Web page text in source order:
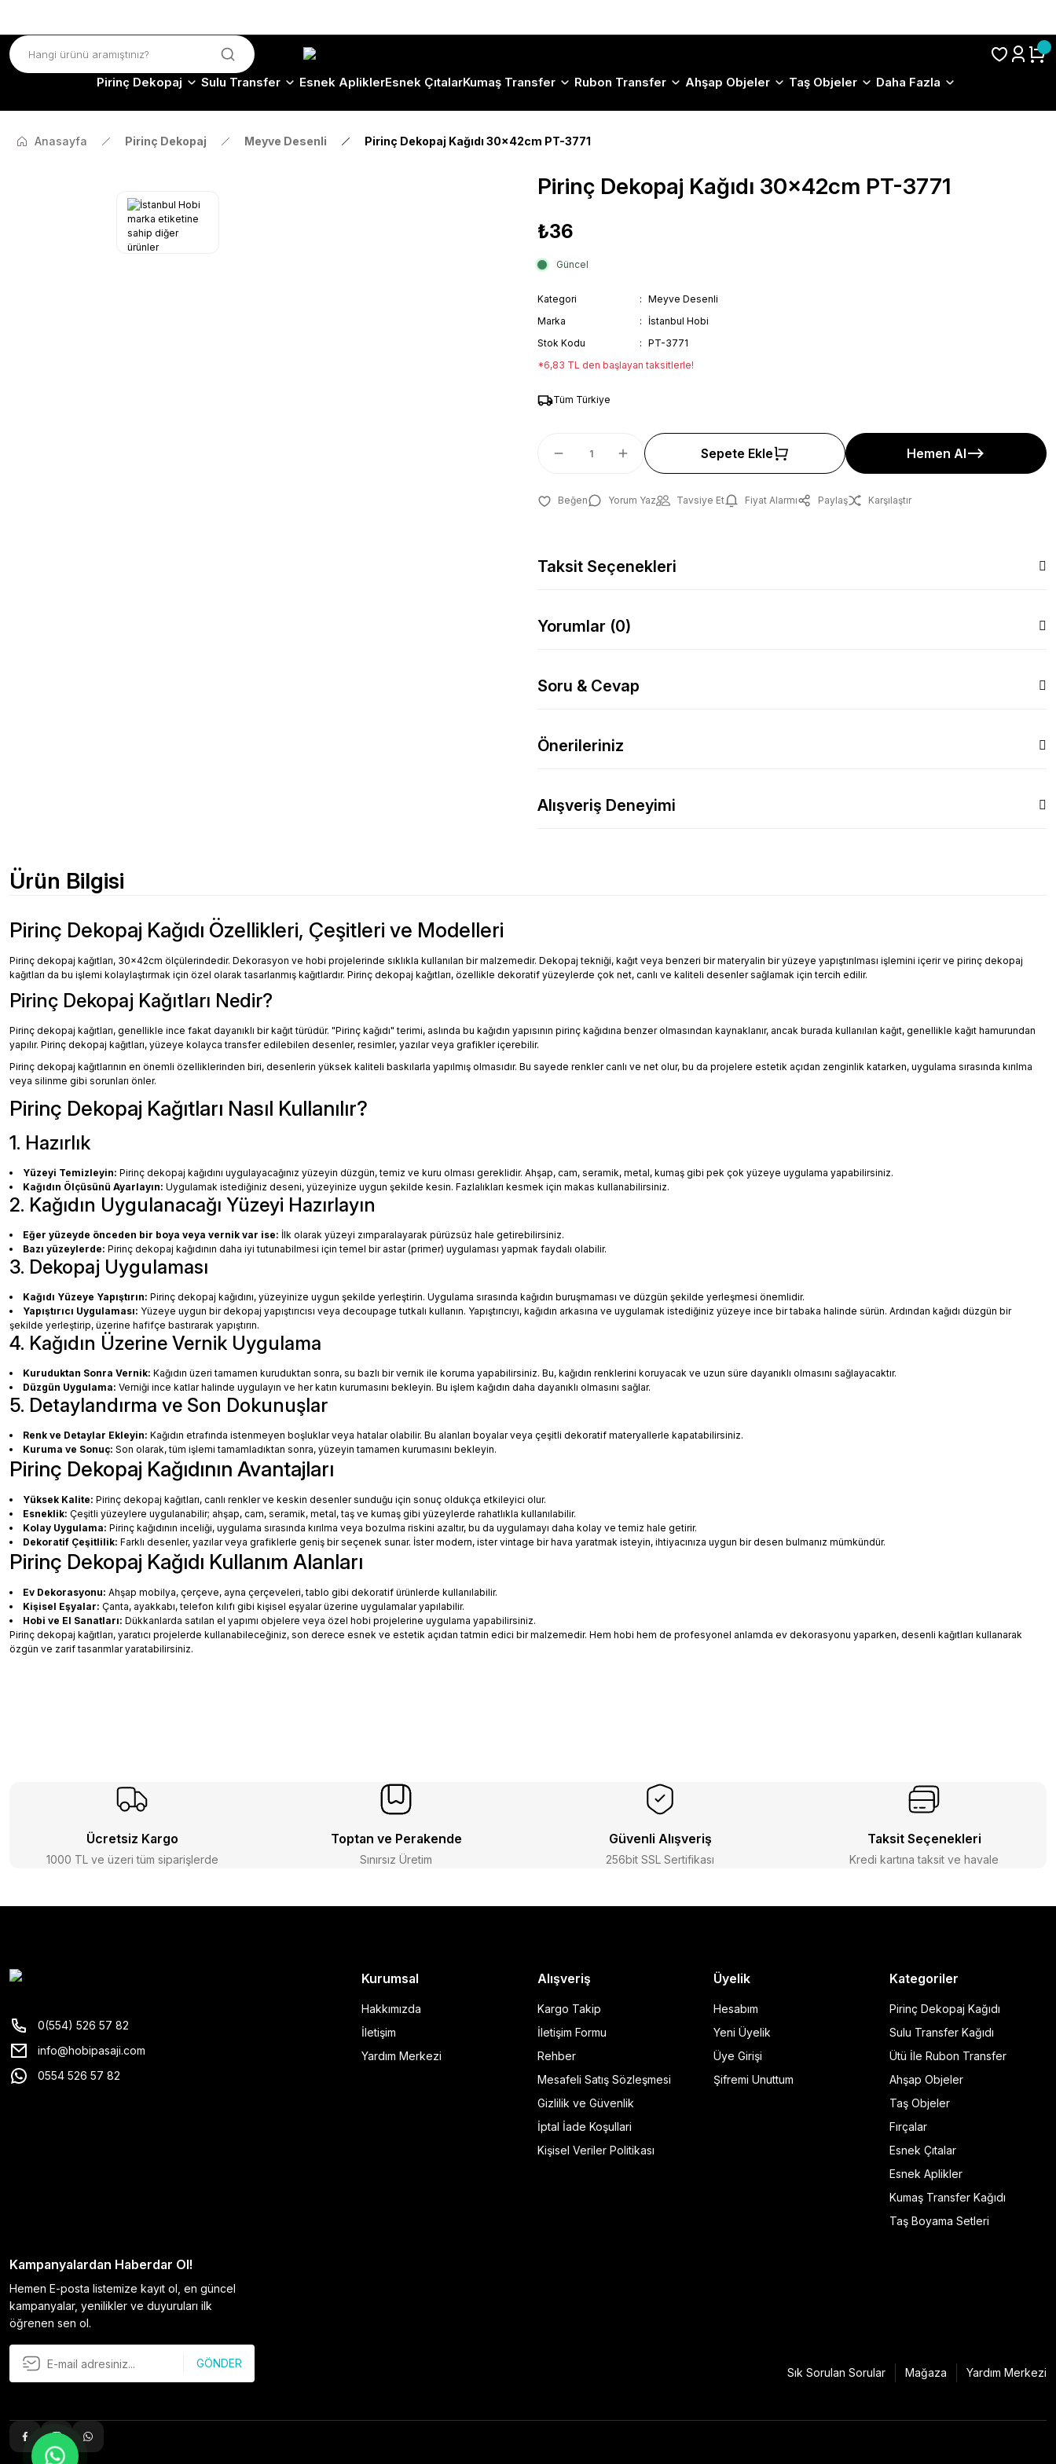
Pirinç Dekopaj Sulu Transfer Esnek ApliklerEsnek ÇıtalarKumaş Transfer Rubon Transfer Ahşap Objeler Taş Objeler Daha Fazla
Anasayfa Pirinç Dekopaj Meyve Desenli Pirinç Dekopaj Kağıdı 30x42cm PT-3771
Pirinç Dekopaj Kağıdı 30x42cm PT-3771
₺36
Güncel
Kategori
Meyve Desenli
Marka
İstanbul Hobi
Stok Kodu
PT-3771
*6,83 TL den başlayan taksitlerle!
Tüm Türkiye
Sepete Ekle Hemen Al
Yorum Yaz Tavsiye Et Fiyat Alarmı Paylaş Karşılaştır
Taksit Seçenekleri
Yorumlar (0)
Soru & Cevap
Önerileriniz
Alışveriş Deneyimi
Ürün Bilgisi
Pirinç Dekopaj Kağıdı Özellikleri, Çeşitleri ve Modelleri
Pirinç dekopaj kağıtları, 30x42cm ölçülerindedir. Dekorasyon ve hobi projelerinde sıklıkla kullanılan bir malzemedir. Dekopaj tekniği, kağıt veya benzeri bir materyalin bir yüzeye yapıştırılması işlemini içerir ve pirinç dekopaj
kağıtları da bu işlemi kolaylaştırmak için özel olarak tasarlanmış kağıtlardır. Pirinç dekopaj kağıtları, özellikle dekoratif yüzeylerde çok net, canlı ve kaliteli desenler sağlamak için tercih edilir.
Pirinç Dekopaj Kağıtları Nedir?
Pirinç dekopaj kağıtları, genellikle ince fakat dayanıklı bir kağıt türüdür. "Pirinç kağıdı" terimi, aslında bu kağıdın yapısının pirinç kağıdına benzer olmasından kaynaklanır, ancak burada kullanılan kağıt, genellikle kağıt hamurundan
yapılır. Pirinç dekopaj kağıtları, yüzeye kolayca transfer edilebilen desenler, resimler, yazılar veya grafikler içerebilir.
Pirinç dekopaj kağıtlarının en önemli özelliklerinden biri, desenlerin yüksek kaliteli baskılarla yapılmış olmasıdır. Bu sayede renkler canlı ve net olur, bu da projelere estetik açıdan zenginlik katarken, uygulama sırasında kırılma
veya silinme gibi sorunları önler.
Pirinç Dekopaj Kağıtları Nasıl Kullanılır?
1. Hazırlık
Yüzeyi Temizleyin: Pirinç dekopaj kağıdını uygulayacağınız yüzeyin düzgün, temiz ve kuru olması gereklidir. Ahşap, cam, seramik, metal, kumaş gibi pek çok yüzeye uygulama yapabilirsiniz.
Kağıdın Ölçüsünü Ayarlayın: Uygulamak istediğiniz deseni, yüzeyinize uygun şekilde kesin. Fazlalıkları kesmek için makas kullanabilirsiniz.
2. Kağıdın Uygulanacağı Yüzeyi Hazırlayın
Eğer yüzeyde önceden bir boya veya vernik var ise: İlk olarak yüzeyi zımparalayarak pürüzsüz hale getirebilirsiniz.
Bazı yüzeylerde: Pirinç dekopaj kağıdının daha iyi tutunabilmesi için temel bir astar (primer) uygulaması yapmak faydalı olabilir.
3. Dekopaj Uygulaması
Kağıdı Yüzeye Yapıştırın: Pirinç dekopaj kağıdını, yüzeyinize uygun şekilde yerleştirin. Uygulama sırasında kağıdın buruşmaması ve düzgün şekilde yerleşmesi önemlidir.
Yapıştırıcı Uygulaması: Yüzeye uygun bir dekopaj yapıştırıcısı veya decoupage tutkalı kullanın. Yapıştırıcıyı, kağıdın arkasına ve uygulamak istediğiniz yüzeye ince bir tabaka halinde sürün. Ardından kağıdı düzgün bir
şekilde yerleştirip, üzerine hafifçe bastırarak yapıştırın.
4. Kağıdın Üzerine Vernik Uygulama
Kuruduktan Sonra Vernik: Kağıdın üzeri tamamen kuruduktan sonra, su bazlı bir vernik ile koruma yapabilirsiniz. Bu, kağıdın renklerini koruyacak ve uzun süre dayanıklı olmasını sağlayacaktır.
Düzgün Uygulama: Verniği ince katlar halinde uygulayın ve her katın kurumasını bekleyin. Bu işlem kağıdın daha dayanıklı olmasını sağlar.
5. Detaylandırma ve Son Dokunuşlar
Renk ve Detaylar Ekleyin: Kağıdın etrafında istenmeyen boşluklar veya hatalar olabilir. Bu alanları boyalar veya çeşitli dekoratif materyallerle kapatabilirsiniz.
Kuruma ve Sonuç: Son olarak, tüm işlemi tamamladıktan sonra, yüzeyin tamamen kurumasını bekleyin.
Pirinç Dekopaj Kağıdının Avantajları
Yüksek Kalite: Pirinç dekopaj kağıtları, canlı renkler ve keskin desenler sunduğu için sonuç oldukça etkileyici olur.
Esneklik: Çeşitli yüzeylere uygulanabilir; ahşap, cam, seramik, metal, taş ve kumaş gibi yüzeylerde rahatlıkla kullanılabilir.
Kolay Uygulama: Pirinç kağıdının inceliği, uygulama sırasında kırılma veya bozulma riskini azaltır, bu da uygulamayı daha kolay ve temiz hale getirir.
Dekoratif Çeşitlilik: Farklı desenler, yazılar veya grafiklerle geniş bir seçenek sunar. İster modern, ister vintage bir hava yaratmak isteyin, ihtiyacınıza uygun bir desen bulmanız mümkündür.
Pirinç Dekopaj Kağıdı Kullanım Alanları
Ev Dekorasyonu: Ahşap mobilya, çerçeve, ayna çerçeveleri, tablo gibi dekoratif ürünlerde kullanılabilir.
Kişisel Eşyalar: Çanta, ayakkabı, telefon kılıfı gibi kişisel eşyalar üzerine uygulamalar yapılabilir.
Hobi ve El Sanatları: Dükkanlarda satılan el yapımı objelere veya özel hobi projelerine uygulama yapabilirsiniz.
Pirinç dekopaj kağıtları, yaratıcı projelerde kullanabileceğiniz, son derece esnek ve estetik açıdan tatmin edici bir malzemedir. Hem hobi hem de profesyonel anlamda ev dekorasyonu yaparken, desenli kağıtları kullanarak
özgün ve zarif tasarımlar yaratabilirsiniz.
Ücretsiz Kargo
1000 TL ve üzeri tüm siparişlerde
Toptan ve Perakende
Sınırsız Üretim
Güvenli Alışveriş
256bit SSL Sertifikası
Taksit Seçenekleri
Kredi kartına taksit ve havale
0(554) 526 57 82
info@hobipasaji.com
0554 526 57 82
Kurumsal
Hakkımızda
İletişim
Yardım Merkezi
Alışveriş
Kargo Takip
İletişim Formu
Rehber
Mesafeli Satış Sözleşmesi
Gizlilik ve Güvenlik
İptal İade Koşullari
Kişisel Veriler Politikası
Üyelik
Hesabım
Yeni Üyelik
Üye Girişi
Şifremi Unuttum
Kategoriler
Pirinç Dekopaj Kağıdı
Sulu Transfer Kağıdı
Ütü İle Rubon Transfer
Ahşap Objeler
Taş Objeler
Fırçalar
Esnek Çıtalar
Esnek Aplikler
Kumaş Transfer Kağıdı
Taş Boyama Setleri
Kampanyalardan Haberdar Ol!
Hemen E-posta listemize kayıt ol, en güncel
kampanyalar, yenilikler ve duyuruları ilk
öğrenen sen ol.
GÖNDER
Sık Sorulan Sorular Mağaza Yardım Merkezi